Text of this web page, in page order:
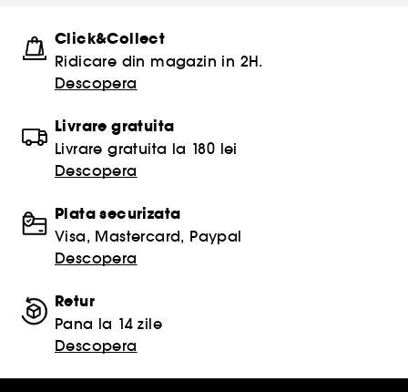
Click&Collect
Ridicare din magazin in 2H.
Descopera
Livrare gratuita
Livrare gratuita la 180 lei
Descopera
Plata securizata
Visa, Mastercard, Paypal
Descopera
Retur
Pana la 14 zile
Descopera